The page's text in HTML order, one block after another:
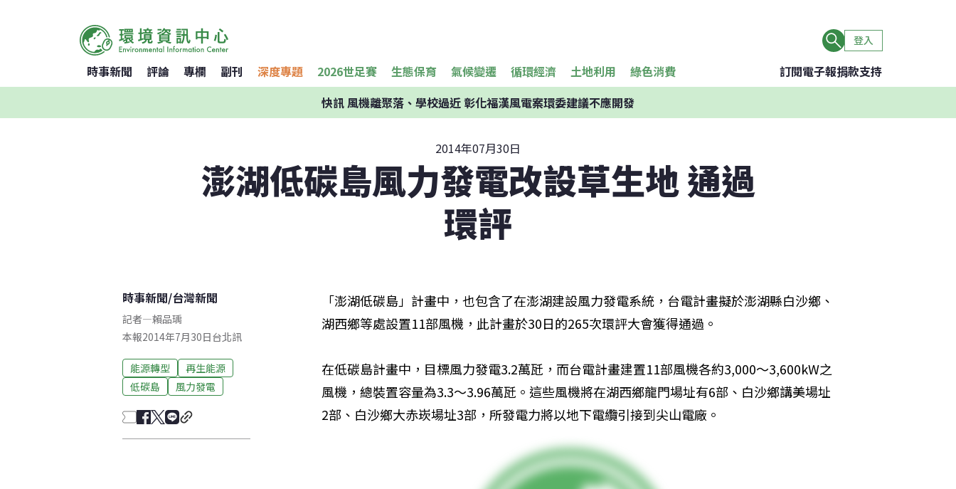
登入
時事新聞 評論 專欄 副刊 深度專題 2026世足賽 生態保育 氣候變遷 循環經濟 土地利用 綠色消費 訂閱電子報捐款支持
快訊風機離聚落、學校過近 彰化福漢風電案環委建議不應開發
2014年07月30日
澎湖低碳島風力發電改設草生地 通過
環評
時事新聞/台灣新聞
記者—賴品瑀
本報2014年7月30日台北訊
能源轉型
再生能源
低碳島
風力發電
「澎湖低碳島」計畫中，也包含了在澎湖建設風力發電系統，台電計畫擬於澎湖縣白沙鄉、
湖西鄉等處設置11部風機，此計畫於30日的265次環評大會獲得通過。
在低碳島計畫中，目標風力發電3.2萬瓩，而台電計畫建置11部風機各約3,000～3,600kW之
風機，總裝置容量為3.3～3.96萬瓩。這些風機將在湖西鄉龍門場址有6部、白沙鄉講美場址
2部、白沙鄉大赤崁場址3部，所發電力將以地下電纜引接到尖山電廠。